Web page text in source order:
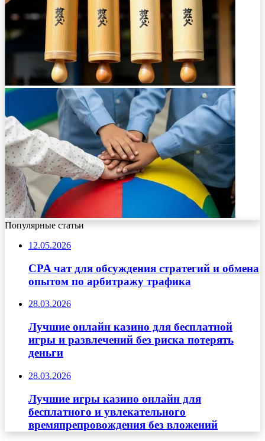
Популярные статьи
12.05.2026
CPA чат для обсуждения стратегий и обмена
опытом по арбитражу трафика
28.03.2026
Лучшие онлайн казино для бесплатной
игры и развлечений без риска потерять
деньги
28.03.2026
Лучшие игры казино онлайн для
бесплатного и увлекательного
времяпрепровождения без вложений